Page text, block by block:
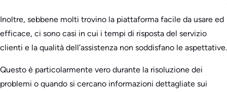
Inoltre, sebbene molti trovino la piattaforma facile da usare ed
efficace, ci sono casi in cui i tempi di risposta del servizio
clienti e la qualità dell’assistenza non soddisfano le aspettative.
Questo è particolarmente vero durante la risoluzione dei
problemi o quando si cercano informazioni dettagliate sui